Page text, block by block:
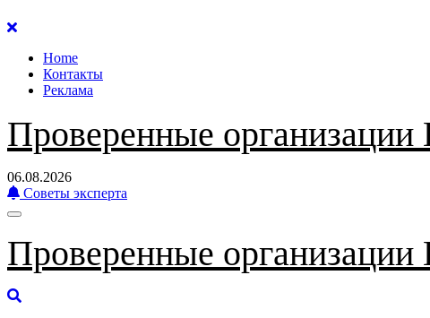
Перейти
содержанию
Home
Контакты
Реклама
Проверенные организации
06.08.2026
Советы эксперта
Проверенные организации